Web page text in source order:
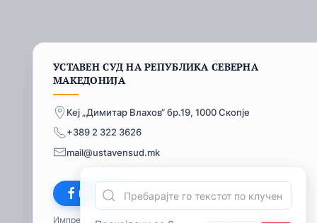
УСТАВЕН СУД НА РЕПУБЛИКА СЕВЕРНА
МАКЕДОНИЈА
Кеј „Димитар Влахов“ бр.19, 1000 Скопје
+389 2 322 3626
mail@ustavensud.mk
Facebook
Импресум© 2026